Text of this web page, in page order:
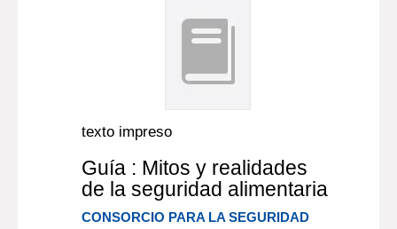
texto impreso
Guía : Mitos y realidades
de la seguridad alimentaria
CONSORCIO PARA LA SEGURIDAD